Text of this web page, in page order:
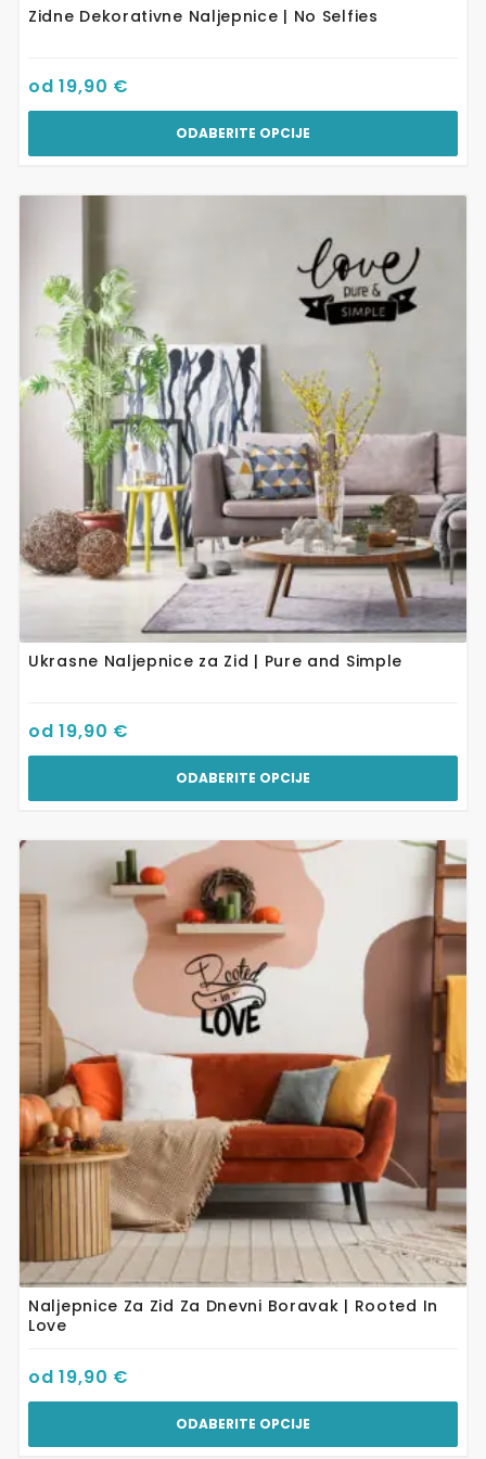
Zidne Dekorativne Naljepnice | No Selfies
od19,90 €
ODABERITE OPCIJE
Ukrasne Naljepnice za Zid | Pure and Simple
od19,90 €
ODABERITE OPCIJE
više
varijanti.
Opcije
mogu
odabrati
stranici
proizvoda
Naljepnice Za Zid Za Dnevni Boravak | Rooted In
Love
od19,90 €
ODABERITE OPCIJE
ima
više
varijanti.
Opcije
mogu
odabrati
na
stranici
proizvoda